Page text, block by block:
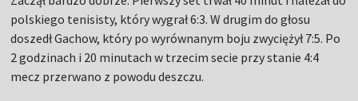
polskiego tenisisty, który wygrał 6:3. W drugim do głosu
doszedł Gachow, który po wyrównanym boju zwyciężył 7:5. Po
2 godzinach i 20 minutach w trzecim secie przy stanie 4:4
mecz przerwano z powodu deszczu.